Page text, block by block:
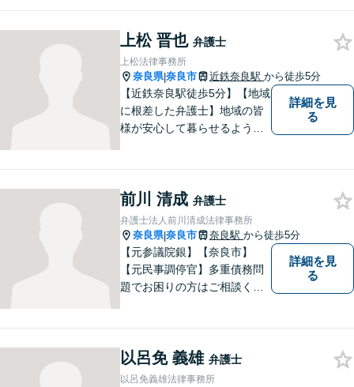
さまに安心を与えることを目
指します。【地域に根差した
弁護士】まずはお気軽にご相
談ください。
上松 晋也 弁護士
上松法律事務所
奈良県|奈良市 近鉄奈良駅 から徒歩5分
【近鉄奈良駅徒歩5分】【地域
に根差した弁護士】地域の皆
様が安心して暮らせるように
対応します。【夜間／休日対
応可】法律トラブルでお悩み
の方は、お気軽にご相談くだ
さい。
詳細を見
る
前川 清成 弁護士
弁護士法人前川清成法律事務所
奈良県|奈良市 奈良駅 から徒歩5分
【元参議院銀】【奈良市】
【元民事調停官】多重債務問
題でお困りの方はご相談くだ
たら、一度ご相談ください。
詳細を見
る
以呂免 義雄 弁護士
以呂免義雄法律事務所